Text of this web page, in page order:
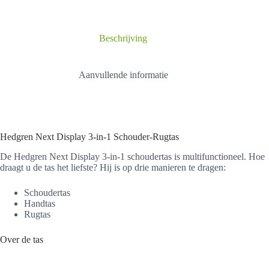
Beschrijving
Aanvullende informatie
Hedgren Next Display 3-in-1 Schouder-Rugtas
De Hedgren Next Display 3-in-1 schoudertas is multifunctioneel. Hoe
draagt u de tas het liefste? Hij is op drie manieren te dragen:
Schoudertas
Handtas
Rugtas
Over de tas